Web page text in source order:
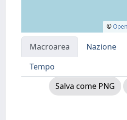
©
Macroarea Nazione
Tempo
Salva come PNG